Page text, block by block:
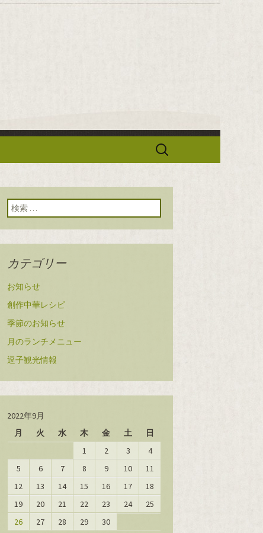
せろり
検
検索:
カテゴリー
お知らせ
創作中華レシピ
季節のお知らせ
月のランチメニュー
逗子観光情報
2022年9月
月
火 水 木 金 土 日
1 2 3
4
5
6 7 8 9 10
11
12
13 14 15 16 17
18
19
20 21 22 23 24
25
26
27 28 29 30